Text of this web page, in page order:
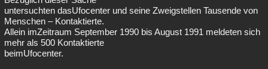
untersuchten dasUfocenter und seine Zweigstellen Tausende von
Menschen – Kontaktierte.
Allein imZeitraum September 1990 bis August 1991 meldeten sich
mehr als 500 Kontaktierte
beimUfocenter.